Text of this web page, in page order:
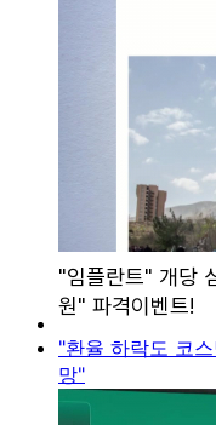
"환율 하락도 코
망"